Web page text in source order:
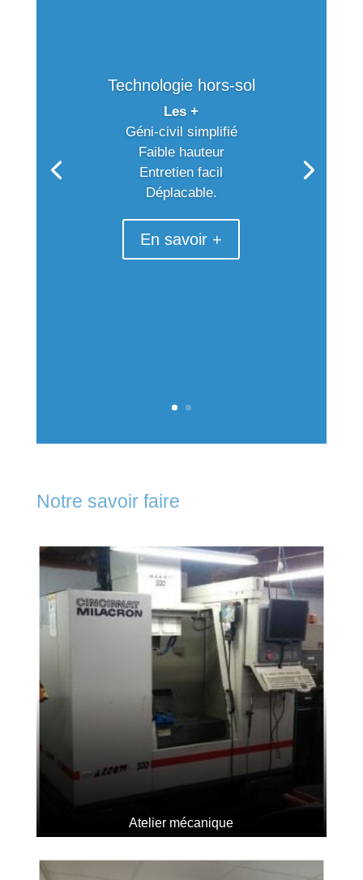
Technologie hors-sol
Les +
Géni-civil simplifié
Faible hauteur
Entretien facil
Déplacable.
En savoir +
Notre savoir faire
Atelier mécanique